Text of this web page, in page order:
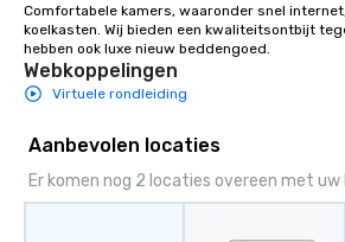
Comfortabele kamers, waaronder snel
koelkasten. Wij bieden een kwaliteitsontbijt
hebben ook luxe nieuw beddengoed.
Webkoppelingen
Virtuele rondleiding
Aanbevolen locaties
Er komen nog 2 locaties overeen met